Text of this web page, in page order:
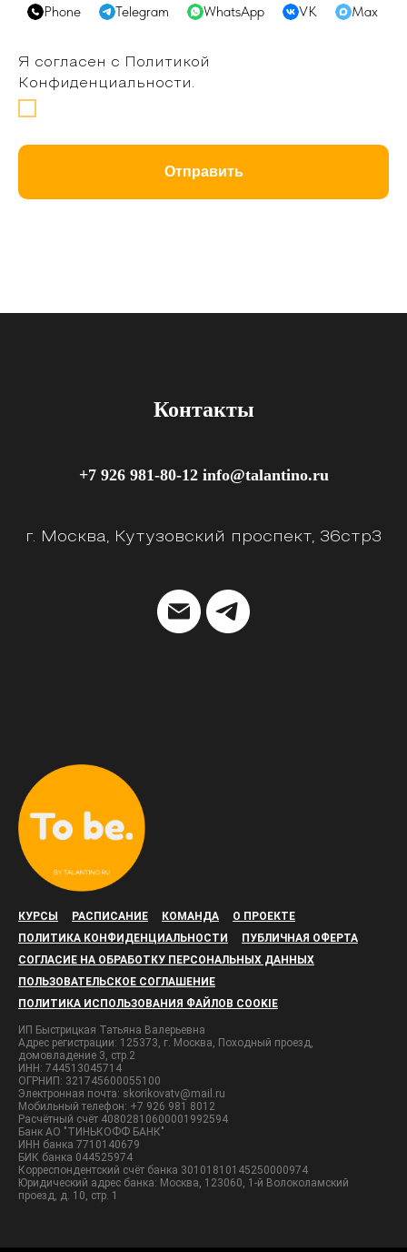
Phone Telegram WhatsApp VK Max
Я согласен с Политикой
Конфиденциальности.
Отправить
Контакты
+7 926 981-80-12 info@talantino.ru
г. Москва, Кутузовский проспект, 36стр3
КУРСЫ РАСПИСАНИЕ КОМАНДА
О ПРОЕКТЕ
ПОЛИТИКА КОНФИДЕНЦИАЛЬНОСТИ
ПУБЛИЧНАЯ ОФЕРТА
СОГЛАСИЕ НА ОБРАБОТКУ ПЕРСОНАЛЬНЫХ ДАННЫХ
ПОЛЬЗОВАТЕЛЬСКОЕ СОГЛАШЕНИЕ
ПОЛИТИКА ИСПОЛЬЗОВАНИЯ ФАЙЛОВ COOKIE
ИП Быстрицкая Татьяна Валерьевна
Адрес регистрации: 125373, г. Москва, Походный проезд,
домовладение 3, стр.2
ИНН: 744513045714
ОГРНИП: 321745600055100
Электронная почта: skorikovatv@mail.ru
Мобильный телефон: +7 926 981 8012
Расчётный счёт 40802810600001992594
Банк АО "ТИНЬКОФФ БАНК"
ИНН банка 7710140679
БИК банка 044525974
Корреспондентский счёт банка 30101810145250000974
Юридический адрес банка: Москва, 123060, 1-й Волоколамский
проезд, д. 10, стр. 1